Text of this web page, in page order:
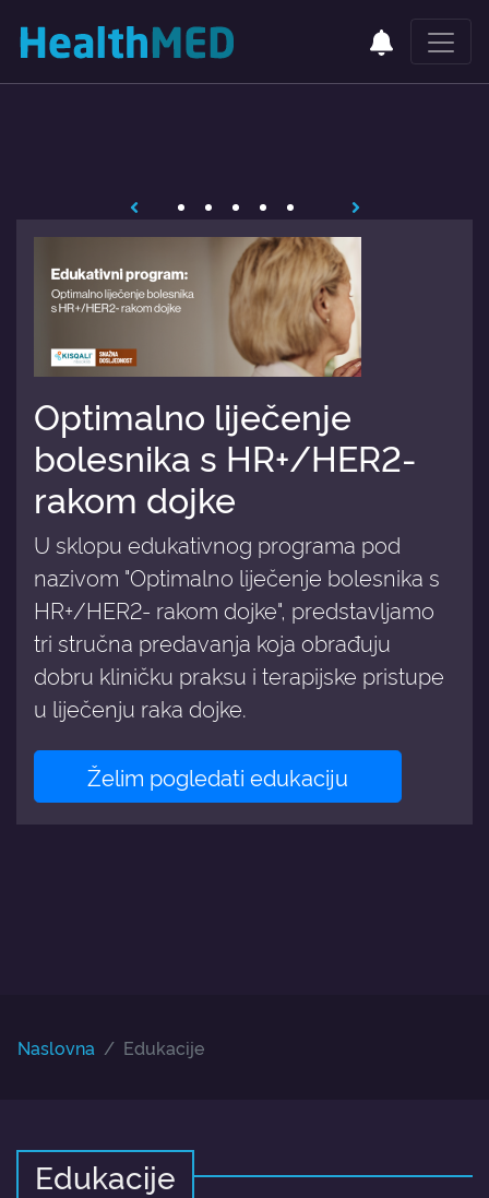
Optimalno liječenje
bolesnika s HR+/HER2-
rakom dojke
U sklopu edukativnog programa pod
nazivom "Optimalno liječenje bolesnika s
HR+/HER2- rakom dojke", predstavljamo
tri stručna predavanja koja obrađuju
dobru kliničku praksu i terapijske pristupe
u liječenju raka dojke.
Želim pogledati edukaciju
Naslovna Edukacije
Edukacije